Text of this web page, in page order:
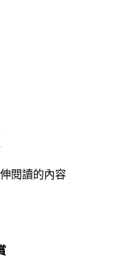
閱讀的內容